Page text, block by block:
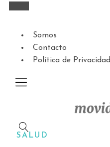
Somos
Contacto
Política de Privacidad
SALUD